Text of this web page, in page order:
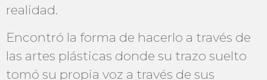
realidad.
Encontró la forma de hacerlo a través de
las artes plásticas donde su trazo suelto
tomó su propia voz a través de sus